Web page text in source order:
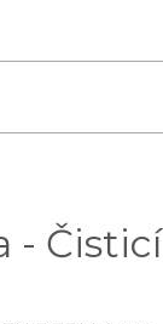
-